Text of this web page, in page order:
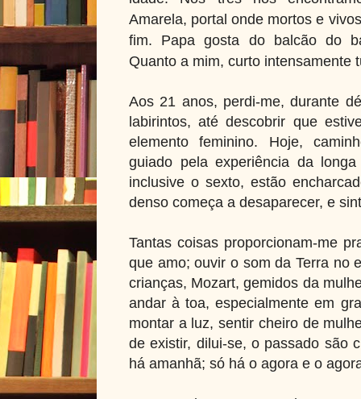
Amarela, portal onde mortos e
fim. Papa gosta do balcão do
Quanto a mim, curto intensamente
Aos 21 anos, perdi-me, durante
labirintos, até descobrir que
elemento feminino. Hoje,
guiado pela experiência da
inclusive o sexto, estão
denso começa a desaparecer, e
Tantas coisas proporcionam-me
que amo; ouvir o som da Terra no
crianças, Mozart, gemidos da
andar à toa, especialmente em
montar a luz, sentir cheiro de
de existir, dilui-se, o passado são
há amanhã; só há o agora e o